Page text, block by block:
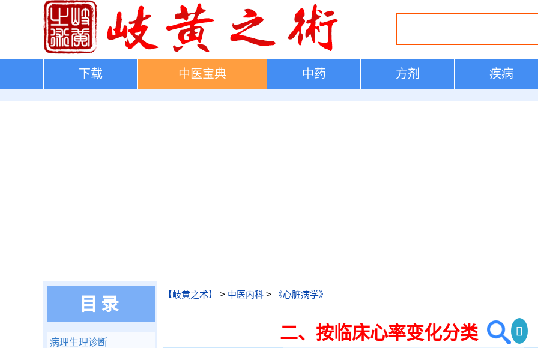
下载 中医宝典 中药 方剂 疾病
【岐黄之术】 > 中医内科 > 《心脏病学》
二、按临床心率变化分类
目录
病理生理诊断